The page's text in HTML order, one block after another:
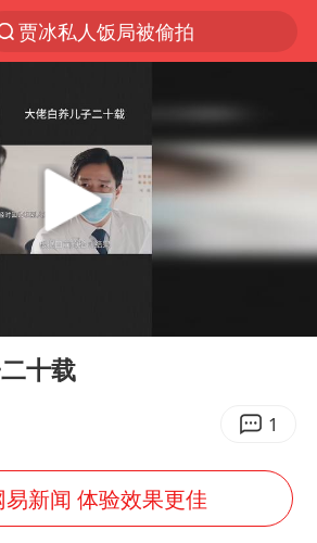
贾冰私人饭局被偷拍
天津发布暴雨橙色预警
大疆错失宇树：曾是宇树最大外部股东
路虎卫士110 HSE限时降价
部分银行上调存款利率
周星驰妈妈现身香港首映礼
十载
1
新闻 体验效果更佳